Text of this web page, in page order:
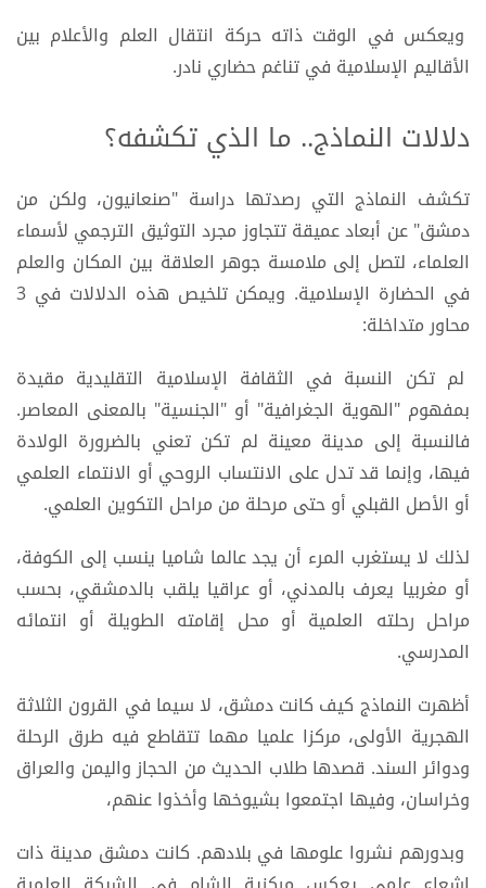
ويعكس في الوقت ذاته حركة انتقال العلم والأعلام بين
الأقاليم الإسلامية في تناغم حضاري نادر.
دلالات النماذج.. ما الذي تكشفه؟
تكشف النماذج التي رصدتها دراسة "صنعانيون، ولكن من
دمشق" عن أبعاد عميقة تتجاوز مجرد التوثيق الترجمي لأسماء
العلماء، لتصل إلى ملامسة جوهر العلاقة بين المكان والعلم
في الحضارة الإسلامية. ويمكن تلخيص هذه الدلالات في 3
محاور متداخلة:
لم تكن النسبة في الثقافة الإسلامية التقليدية مقيدة
بمفهوم "الهوية الجغرافية" أو "الجنسية" بالمعنى المعاصر.
فالنسبة إلى مدينة معينة لم تكن تعني بالضرورة الولادة
فيها، وإنما قد تدل على الانتساب الروحي أو الانتماء العلمي
أو الأصل القبلي أو حتى مرحلة من مراحل التكوين العلمي.
لذلك لا يستغرب المرء أن يجد عالما شاميا ينسب إلى الكوفة،
أو مغربيا يعرف بالمدني، أو عراقيا يلقب بالدمشقي، بحسب
مراحل رحلته العلمية أو محل إقامته الطويلة أو انتمائه
المدرسي.
أظهرت النماذج كيف كانت دمشق، لا سيما في القرون الثلاثة
الهجرية الأولى، مركزا علميا مهما تتقاطع فيه طرق الرحلة
ودوائر السند. قصدها طلاب الحديث من الحجاز واليمن والعراق
وخراسان، وفيها اجتمعوا بشيوخها وأخذوا عنهم،
وبدورهم نشروا علومها في بلادهم. كانت دمشق مدينة ذات